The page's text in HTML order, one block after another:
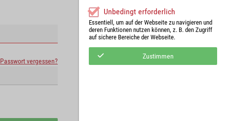
Passwort vergessen?
Unbedingt erforderlich
Essentiell, um auf der Webseite zu navigieren und
deren Funktionen nutzen können, z. B. den Zugriff
auf sichere Bereiche der Webseite.
Zustimmen